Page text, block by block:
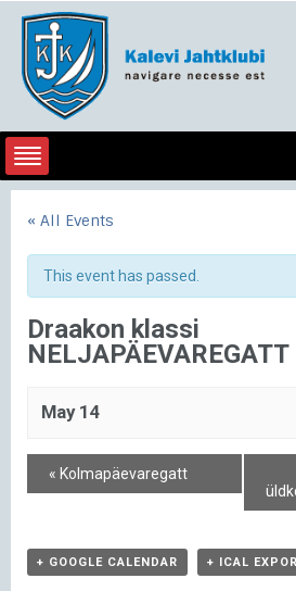
« All Events
This event has passed.
Draakon klassi
NELJAPÄEVAREGATT
May 14
« Kolmapäevaregatt
+ GOOGLE CALENDAR + ICAL